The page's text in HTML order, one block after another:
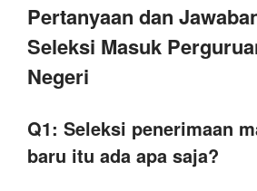
Pertanyaan dan
Seleksi Masuk
Negeri
Q1: Seleksi penerimaan
baru itu ada apa saja?